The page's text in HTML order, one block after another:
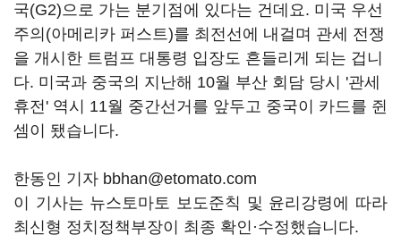
국(G2)으로 가는 분기점에 있다는 건데요. 미국 우선
주의(아메리카 퍼스트)를 최전선에 내걸며 관세 전쟁
을 개시한 트럼프 대통령 입장도 흔들리게 되는 겁니
다. 미국과 중국의 지난해 10월 부산 회담 당시 '관세
휴전' 역시 11월 중간선거를 앞두고 중국이 카드를 쥔
셈이 됐습니다.
한동인 기자 bbhan@etomato.com
이 기사는 뉴스토마토 보도준칙 및 윤리강령에 따라
최신형 정치정책부장이 최종 확인·수정했습니다.